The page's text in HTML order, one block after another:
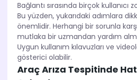
Bağlantı sırasında birçok kullanıcı
Bu yüzden, yukarıdaki adımlara
önemlidir. Herhangi bir sorunla
mutlaka bir uzmandan yardım
Uygun kullanım kılavuzları ve
gösterici olabilir.
Araç Arıza Tespitinde